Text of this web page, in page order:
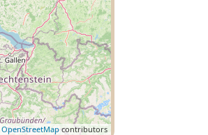
OpenStreetMap contributors